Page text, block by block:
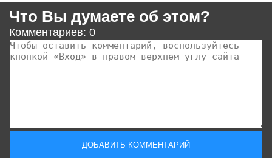
Что Вы думаете об этом?
Комментариев: 0